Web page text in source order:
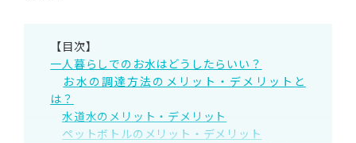
【目次】
一人暮らしでのお水はどうしたらいい？
お水の調達方法のメリット・デメリットと
は？
水道水のメリット・デメリット
ペットボトルのメリット・デメリット